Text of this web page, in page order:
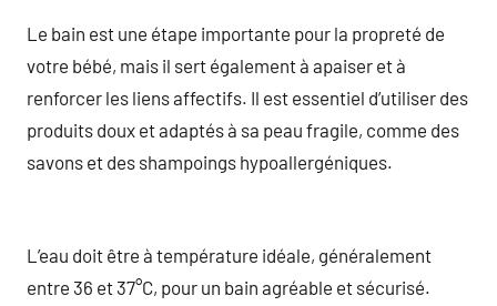
Le bain est une étape importante pour la propreté de
votre bébé, mais il sert également à apaiser et à
renforcer les liens affectifs. Il est essentiel d’utiliser des
produits doux et adaptés à sa peau fragile, comme des
savons et des shampoings hypoallergéniques.
L’eau doit être à température idéale, généralement
entre 36 et 37°C, pour un bain agréable et sécurisé.